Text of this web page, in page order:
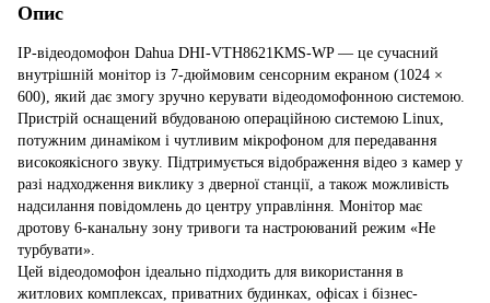
Опис
IP-відеодомофон Dahua DHI-VTH8621KMS-WP — це сучасний
внутрішній монітор із 7-дюймовим сенсорним екраном (1024 ×
600), який дає змогу зручно керувати відеодомофонною системою.
Пристрій оснащений вбудованою операційною системою Linux,
потужним динаміком і чутливим мікрофоном для передавання
високоякісного звуку. Підтримується відображення відео з камер у
разі надходження виклику з дверної станції, а також можливість
надсилання повідомлень до центру управління. Монітор має
дротову 6-канальну зону тривоги та настроюваний режим «Не
турбувати».
Цей відеодомофон ідеально підходить для використання в
житлових комплексах, приватних будинках, офісах і бізнес-